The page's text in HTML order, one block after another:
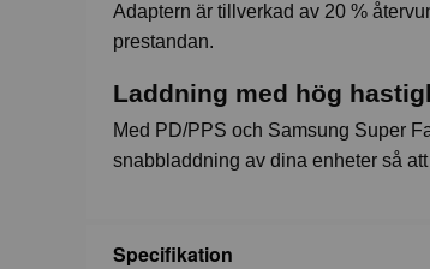
Adaptern är tillverkad av 20 %
prestandan.
Laddning med hög
Med PD/PPS och Samsung Super
snabbladdning av dina enheter så
Specifikation